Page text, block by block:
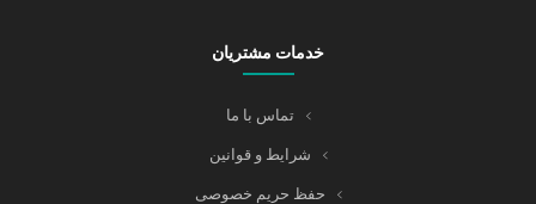
خدمات مشتریان
تماس با ما
شرایط و قوانین
حفظ حریم خصوصی